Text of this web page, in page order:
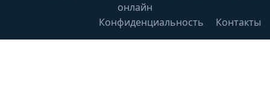
онлайн
Конфиденциальность
Контакты